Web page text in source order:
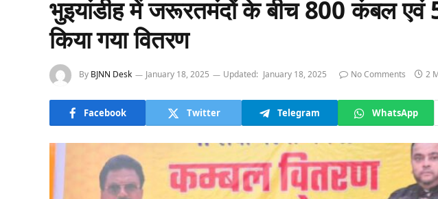
भुइयांडीह में जरूरतमंदों के बीच 800 कंबल एवं
किया गया वितरण
By BJNN Desk January 18, 2025 Updated: January 18, 2025 No Comments 2
Facebook Twitter Telegram WhatsApp